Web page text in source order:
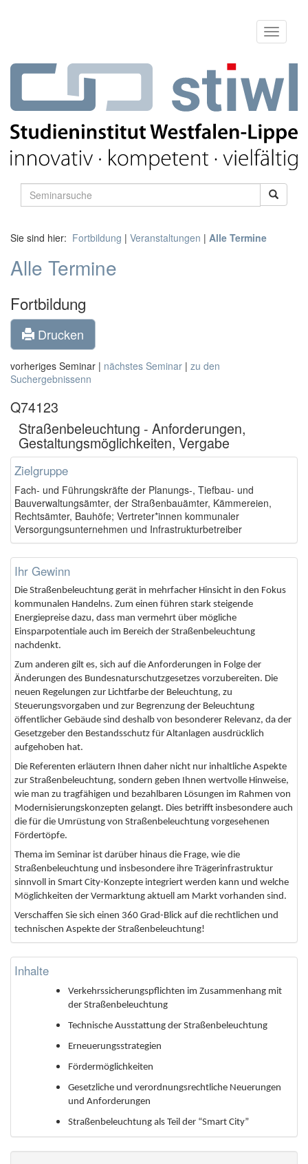
Sie sind hier: Fortbildung | Veranstaltungen | Alle Termine
Alle Termine
Fortbildung
Drucken
vorheriges Seminar | nächstes Seminar | zu den
Suchergebnissenn
Q74123
Straßenbeleuchtung - Anforderungen,
Gestaltungsmöglichkeiten, Vergabe
Zielgruppe
Fach- und Führungskräfte der Planungs-, Tiefbau- und
Bauverwaltungsämter, der Straßenbauämter, Kämmereien,
Rechtsämter, Bauhöfe; Vertreter*innen kommunaler
Versorgungsunternehmen und Infrastrukturbetreiber
Ihr Gewinn
Die Straßenbeleuchtung gerät in mehrfacher Hinsicht in den Fokus
kommunalen Handelns. Zum einen führen stark steigende
Energiepreise dazu, dass man vermehrt über mögliche
Einsparpotentiale auch im Bereich der Straßenbeleuchtung
nachdenkt.
Zum anderen gilt es, sich auf die Anforderungen in Folge der
Änderungen des Bundesnaturschutzgesetzes vorzubereiten. Die
neuen Regelungen zur Lichtfarbe der Beleuchtung, zu
Steuerungsvorgaben und zur Begrenzung der Beleuchtung
öffentlicher Gebäude sind deshalb von besonderer Relevanz, da der
Gesetzgeber den Bestandsschutz für Altanlagen ausdrücklich
aufgehoben hat.
Die Referenten erläutern Ihnen daher nicht nur inhaltliche Aspekte
zur Straßenbeleuchtung, sondern geben Ihnen wertvolle Hinweise,
wie man zu tragfähigen und bezahlbaren Lösungen im Rahmen von
Modernisierungskonzepten gelangt. Dies betrifft insbesondere auch
die für die Umrüstung von Straßenbeleuchtung vorgesehenen
Fördertöpfe.
Thema im Seminar ist darüber hinaus die Frage, wie die
Straßenbeleuchtung und insbesondere ihre Trägerinfrastruktur
sinnvoll in Smart City-Konzepte integriert werden kann und welche
Möglichkeiten der Vermarktung aktuell am Markt vorhanden sind.
Verschaffen Sie sich einen 360 Grad-Blick auf die rechtlichen und
technischen Aspekte der Straßenbeleuchtung!
Inhalte
Verkehrssicherungspflichten im Zusammenhang mit
der Straßenbeleuchtung
Technische Ausstattung der Straßenbeleuchtung
Erneuerungsstrategien
Fördermöglichkeiten
Gesetzliche und verordnungsrechtliche Neuerungen
und Anforderungen
Straßenbeleuchtung als Teil der “Smart City”